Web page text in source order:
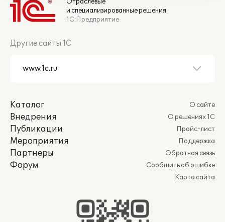
и специализированные решения
1С:Предприятие
Другие сайты 1С
Каталог
Внедрения
Публикации
Мероприятия
Партнеры
Форум
О сайте
О решениях 1С
Прайс-лист
Поддержка
Обратная связь
Сообщить об ошибке
Карта сайта